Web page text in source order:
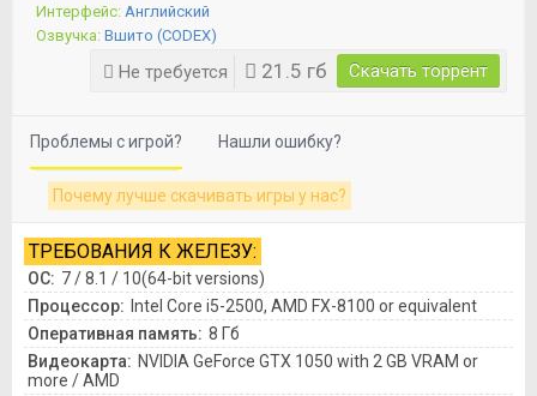
Интерфейс: Английский
Озвучка: Вшито (CODEX)
Не требуется 21.5 гб Скачать торрент
Проблемы с игрой? Нашли ошибку?
Почему лучше скачивать игры у нас?
ТРЕБОВАНИЯ К ЖЕЛЕЗУ:
ОС: 7 / 8.1 / 10(64-bit versions)
Процессор: Intel Core i5-2500, AMD FX-8100 or equivalent
Оперативная память: 8 Гб
Видеокарта: NVIDIA GeForce GTX 1050 with 2 GB VRAM or
more / AMD